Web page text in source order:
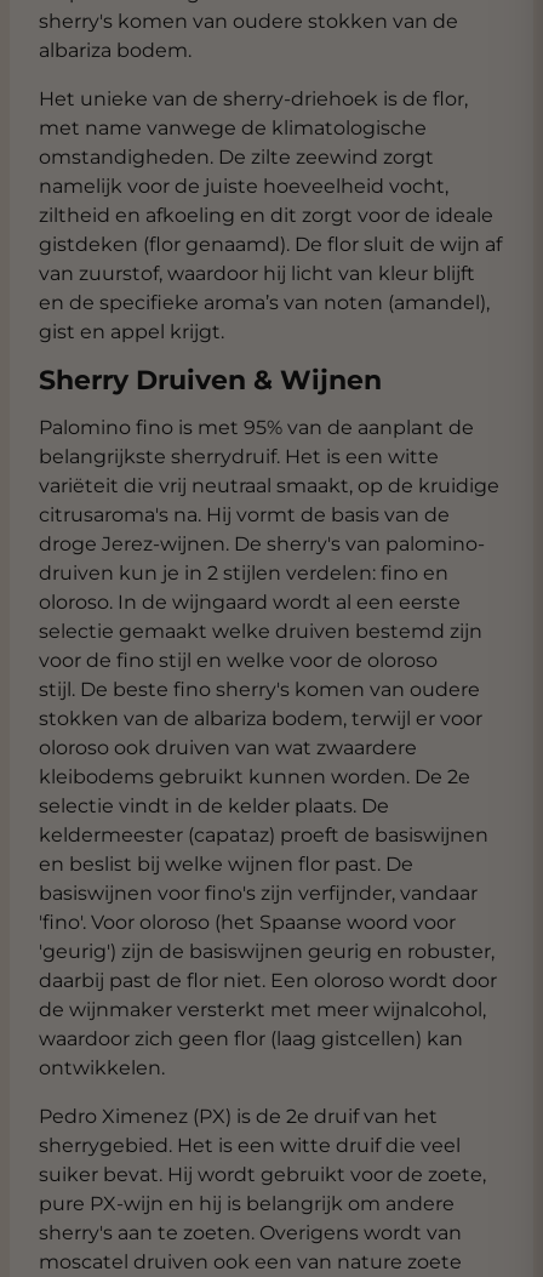
sherry's komen van oudere stokken van de
albariza bodem.
Het unieke van de sherry-driehoek is de flor,
met name vanwege de klimatologische
omstandigheden. De zilte zeewind zorgt
namelijk voor de juiste hoeveelheid vocht,
ziltheid en afkoeling en dit zorgt voor de ideale
gistdeken (flor genaamd). De flor sluit de wijn af
van zuurstof, waardoor hij licht van kleur blijft
en de specifieke aroma’s van noten (amandel),
gist en appel krijgt.
Sherry Druiven & Wijnen
Palomino fino is met 95% van de aanplant de
belangrijkste sherrydruif. Het is een witte
variëteit die vrij neutraal smaakt, op de kruidige
citrusaroma's na. Hij vormt de basis van de
droge Jerez-wijnen. De sherry's van palomino-
druiven kun je in 2 stijlen verdelen: fino en
oloroso. In de wijngaard wordt al een eerste
selectie gemaakt welke druiven bestemd zijn
voor de fino stijl en welke voor de oloroso
stijl. De beste fino sherry's komen van oudere
stokken van de albariza bodem, terwijl er voor
oloroso ook druiven van wat zwaardere
kleibodems gebruikt kunnen worden. De 2e
selectie vindt in de kelder plaats. De
keldermeester (capataz) proeft de basiswijnen
en beslist bij welke wijnen flor past. De
basiswijnen voor fino's zijn verfijnder, vandaar
'fino'. Voor oloroso (het Spaanse woord voor
'geurig') zijn de basiswijnen geurig en robuster,
daarbij past de flor niet. Een oloroso wordt door
de wijnmaker versterkt met meer wijnalcohol,
waardoor zich geen flor (laag gistcellen) kan
ontwikkelen.
Pedro Ximenez (PX) is de 2e druif van het
sherrygebied. Het is een witte druif die veel
suiker bevat. Hij wordt gebruikt voor de zoete,
pure PX-wijn en hij is belangrijk om andere
sherry's aan te zoeten. Overigens wordt van
moscatel druiven ook een van nature zoete